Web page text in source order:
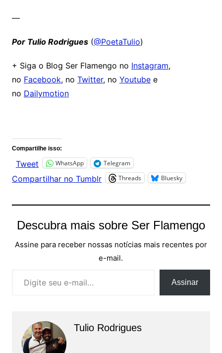
—
Por Tulio Rodrigues(@PoetaTulio)
+ Siga o Blog Ser Flamengo no Instagram,
no Facebook, no Twitter, no Youtubee
no Dailymotion
Compartilhe isso:
Tweet WhatsApp Telegram
Compartilhar no Tumblr Threads Bluesky
Descubra mais sobre Ser Flamengo
Assine para receber nossas notícias mais recentes por
e-mail.
Assinar
Tulio Rodrigues